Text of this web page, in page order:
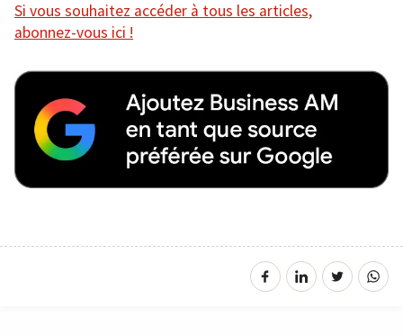
Si vous souhaitez accéder à tous les articles,
abonnez-vous ici !